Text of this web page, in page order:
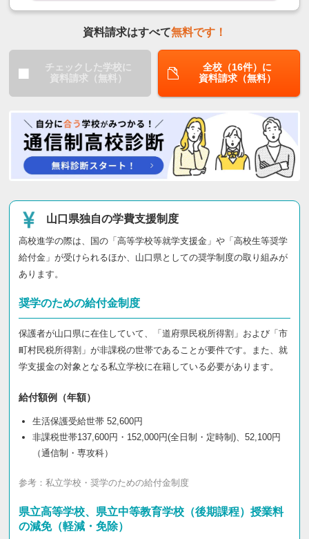
資料請求はすべて無料です！
チェックした学校に
資料請求（無料）
全校（16件）に
資料請求（無料）
山口県独自の学費支援制度
高校進学の際は、国の「高等学校等就学支援金」や「高校生等奨学
給付金」が受けられるほか、山口県としての奨学制度の取り組みが
あります。
奨学のための給付金制度
保護者が山口県に在住していて、「道府県民税所得割」および「市
町村民税所得割」が非課税の世帯であることが要件です。また、就
学支援金の対象となる私立学校に在籍している必要があります。
給付額例（年額）
生活保護受給世帯 52,600円
非課税世帯137,600円・152,000円(全日制・定時制)、52,100円
（通信制・専攻科）
参考： 私立学校・奨学のための給付金制度
県立高等学校、県立中等教育学校（後期課程）授業料
の減免（軽減・免除）